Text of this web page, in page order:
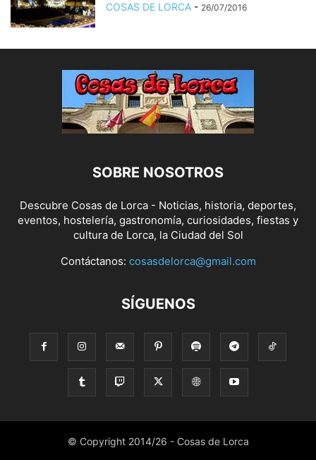
COSAS DE LORCA - 26/07/2016
SOBRE NOSOTROS
Descubre Cosas de Lorca - Noticias, historia, deportes,
eventos, hostelería, gastronomía, curiosidades, fiestas y
cultura de Lorca, la Ciudad del Sol
Contáctanos: cosasdelorca@gmail.com
SÍGUENOS
© Copyright 2014/26 - Cosas de Lorca